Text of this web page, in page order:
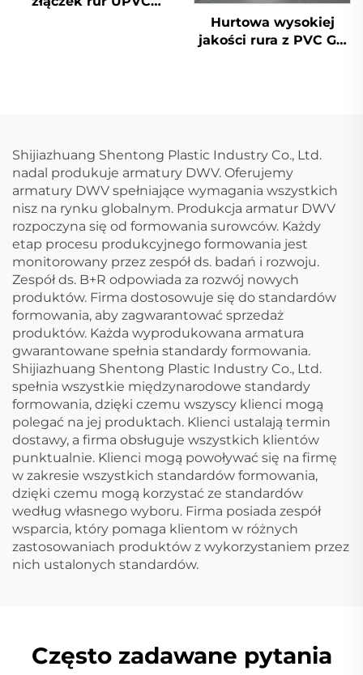
Hurtowa wysokiej
jakości rura z PVC GB
Shijiazhuang Shentong Plastic Industry Co., Ltd.
nadal produkuje armatury DWV. Oferujemy
armatury DWV spełniające wymagania wszystkich
nisz na rynku globalnym. Produkcja armatur DWV
rozpoczyna się od formowania surowców. Każdy
etap procesu produkcyjnego formowania jest
monitorowany przez zespół ds. badań i rozwoju.
Zespół ds. B+R odpowiada za rozwój nowych
produktów. Firma dostosowuje się do standardów
formowania, aby zagwarantować sprzedaż
produktów. Każda wyprodukowana armatura
gwarantowane spełnia standardy formowania.
Shijiazhuang Shentong Plastic Industry Co., Ltd.
spełnia wszystkie międzynarodowe standardy
formowania, dzięki czemu wszyscy klienci mogą
polegać na jej produktach. Klienci ustalają termin
dostawy, a firma obsługuje wszystkich klientów
punktualnie. Klienci mogą powoływać się na firmę
w zakresie wszystkich standardów formowania,
dzięki czemu mogą korzystać ze standardów
według własnego wyboru. Firma posiada zespół
wsparcia, który pomaga klientom w różnych
zastosowaniach produktów z wykorzystaniem przez
nich ustalonych standardów.
Często zadawane pytania